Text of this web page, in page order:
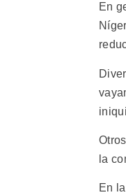
En
la
En